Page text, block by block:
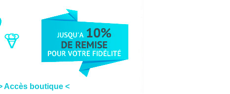
Accès boutique <